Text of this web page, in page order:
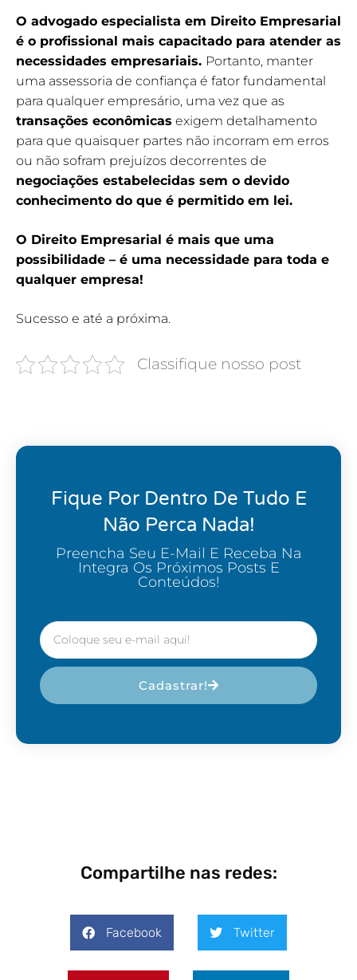
O advogado especialista em Direito Empresarial
é o profissional mais capacitado para atender as
necessidades empresariais. Portanto, manter
uma assessoria de confiança é fator fundamental
para qualquer empresário, uma vez que as
transações econômicas exigem detalhamento
para que quaisquer partes não incorram em erros
ou não sofram prejuízos decorrentes de
negociações estabelecidas sem o devido
conhecimento do que é permitido em lei.
O Direito Empresarial é mais que uma
possibilidade – é uma necessidade para toda e
qualquer empresa!
Sucesso e até a próxima.
Classifique nosso post
Fique Por Dentro De Tudo E
Não Perca Nada!
Preencha Seu E-Mail E Receba Na
Integra Os Próximos Posts E
Conteúdos!
Cadastrar!
Compartilhe nas redes:
Facebook Twitter